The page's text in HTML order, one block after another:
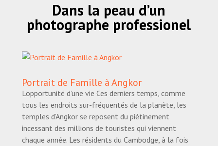
Dans la peau d’un
photographe professionel
Portrait de Famille à Angkor
L’opportunité d’une vie Ces derniers temps, comme
tous les endroits sur-fréquentés de la planète, les
temples d’Angkor se reposent du piétinement
incessant des millions de touristes qui viennent
chaque année. Les résidents du Cambodge, à la fois